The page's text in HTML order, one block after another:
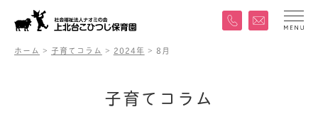
ホーム > 子育てコラム > 2024年 > 8月
子育て コ ラ ム